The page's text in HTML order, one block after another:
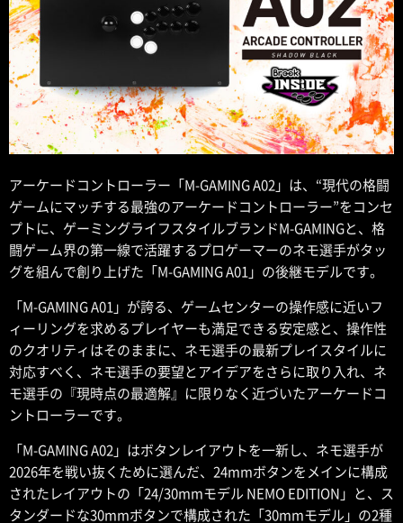
アーケードコントローラー「M-GAMING A02」は、“現代の格闘
ゲームにマッチする最強のアーケードコントローラー”をコンセ
プトに、ゲーミングライフスタイルブランドM-GAMINGと、格
闘ゲーム界の第一線で活躍するプロゲーマーのネモ選手がタッ
グを組んで創り上げた「M-GAMING A01」の後継モデルです。
「M-GAMING A01」が誇る、ゲームセンターの操作感に近いフ
ィーリングを求めるプレイヤーも満足できる安定感と、操作性
のクオリティはそのままに、ネモ選手の最新プレイスタイルに
対応すべく、ネモ選手の要望とアイデアをさらに取り入れ、ネ
モ選手の『現時点の最適解』に限りなく近づいたアーケードコ
ントローラーです。
「M-GAMING A02」はボタンレイアウトを一新し、ネモ選手が
2026年を戦い抜くために選んだ、24mmボタンをメインに構成
されたレイアウトの「24/30mmモデル NEMO EDITION」と、ス
タンダードな30mmボタンで構成された「30mmモデル」の2種